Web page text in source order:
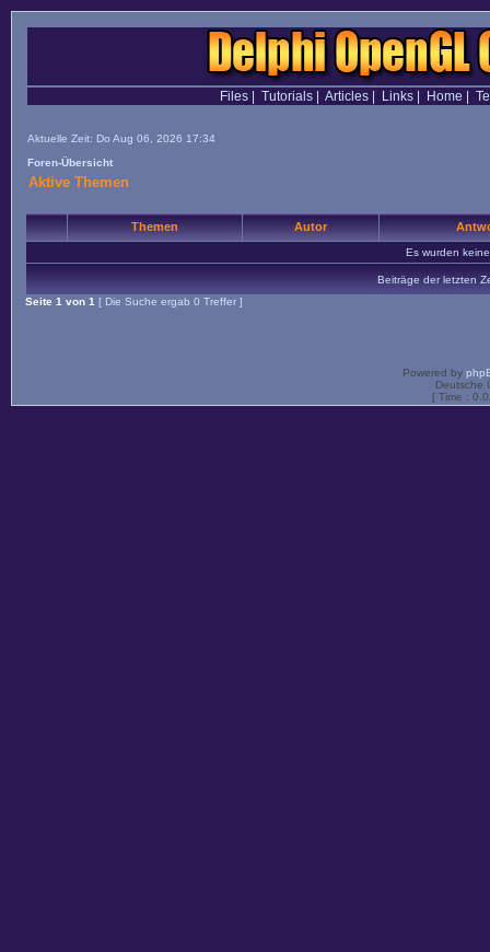
Files| Tutorials| Articles| Links| Home
Aktuelle Zeit: Do Aug 06, 2026 17:34
Foren-Übersicht
Aktive Themen
Themen Autor
Es wurden
Beiträge der letzten
Seite 1 von 1 [ Die Suche ergab 0 Treffer ]
Powered by
Deutsche
[ Time :